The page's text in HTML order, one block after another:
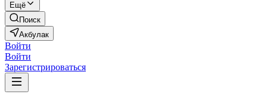
Ещё
Поиск
Акбулак
Войти
Войти
Зарегистрироваться